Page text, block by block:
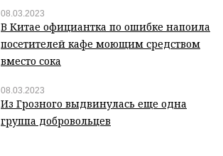
08.03.2023
В Китае официантка по ошибке напоила
посетителей кафе моющим средством
вместо сока
08.03.2023
Из Грозного выдвинулась еще одна
группа добровольцев